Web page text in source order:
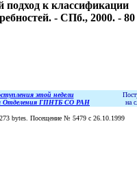
подход к классификации
- СПб., 2000. - 80
этой недели
Отделения ГПНТБ СО РАН
на
bytes. Посещение № 5479 c 26.10.1999